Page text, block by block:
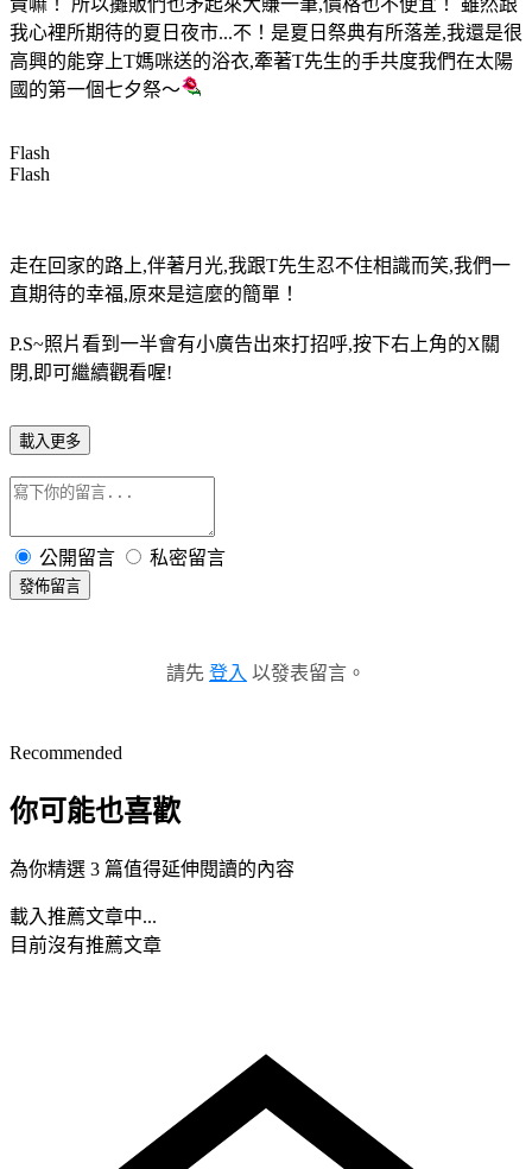
我心裡所期待的夏日夜市...不！是夏日祭典有所落差,我還是很
高興的能穿上T媽咪送的浴衣,牽著T先生的手共度我們在太陽
國的第一個七夕祭～
Flash
Flash
走在回家的路上,伴著月光,我跟T先生忍不住相識而笑,我們一
直期待的幸福,原來是這麼的簡單！
P.S~照片看到一半會有小廣告出來打招呼,按下右上角的X關
閉,即可繼續觀看喔!
載入更多
公開留言 私密留言
發佈留言
請先 登入 以發表留言。
Recommended
你可能也喜歡
為你精選 3 篇值得延伸閱讀的內容
載入推薦文章中...
目前沒有推薦文章